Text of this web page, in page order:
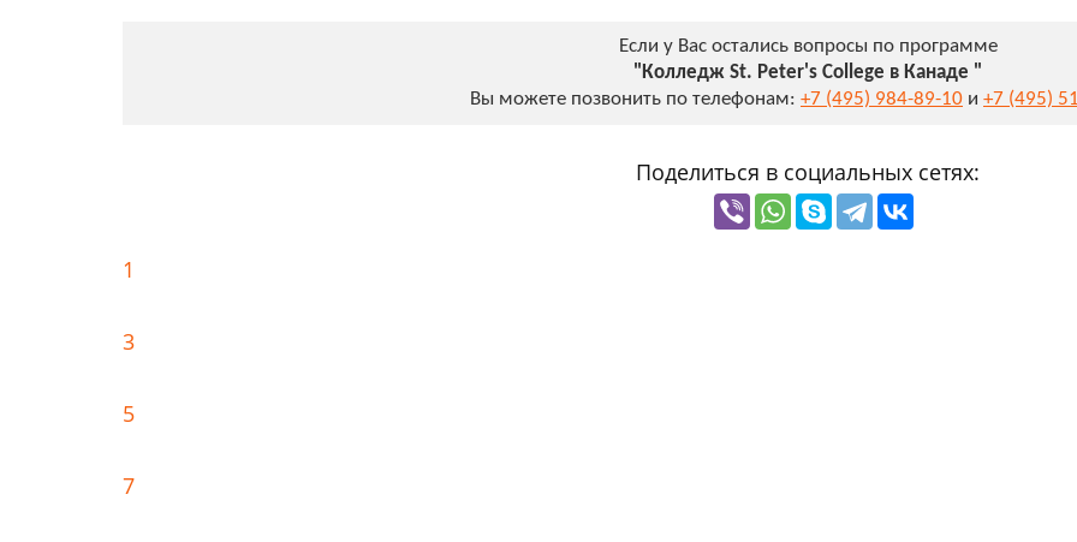
Если у Вас остались вопросы по программе
"Колледж St. Peter's College в Канаде "
Вы можете позвонить по телефонам: +7 (495) 984-89-10 и +7 (495)
Поделиться в социальных сетях:
1
3
5
7